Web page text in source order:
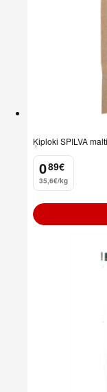
Ķiploki SPILVA
0
. 89€
35,6€/kg